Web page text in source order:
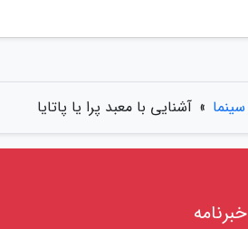
سینما » آشنایی با معبد پرا یا پاتایا
خبرنامه